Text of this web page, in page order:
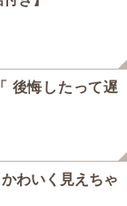
後悔したって遅
わいく見えちゃ